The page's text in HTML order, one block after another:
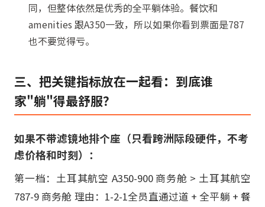
同，但整体依然是优秀的全平躺体验。餐饮和
amenities 跟A350一致，所以如果你看到票面是787
也不要觉得亏。
三、把关键指标放在一起看：到底谁
家"躺"得最舒服？
如果不带滤镜地排个座（只看跨洲际段硬件，不考
虑价格和时刻）：
第一档：土耳其航空 A350-900 商务舱 > 土耳其航空
787-9 商务舱 理由：1-2-1全员直通过道 + 全平躺 + 餐